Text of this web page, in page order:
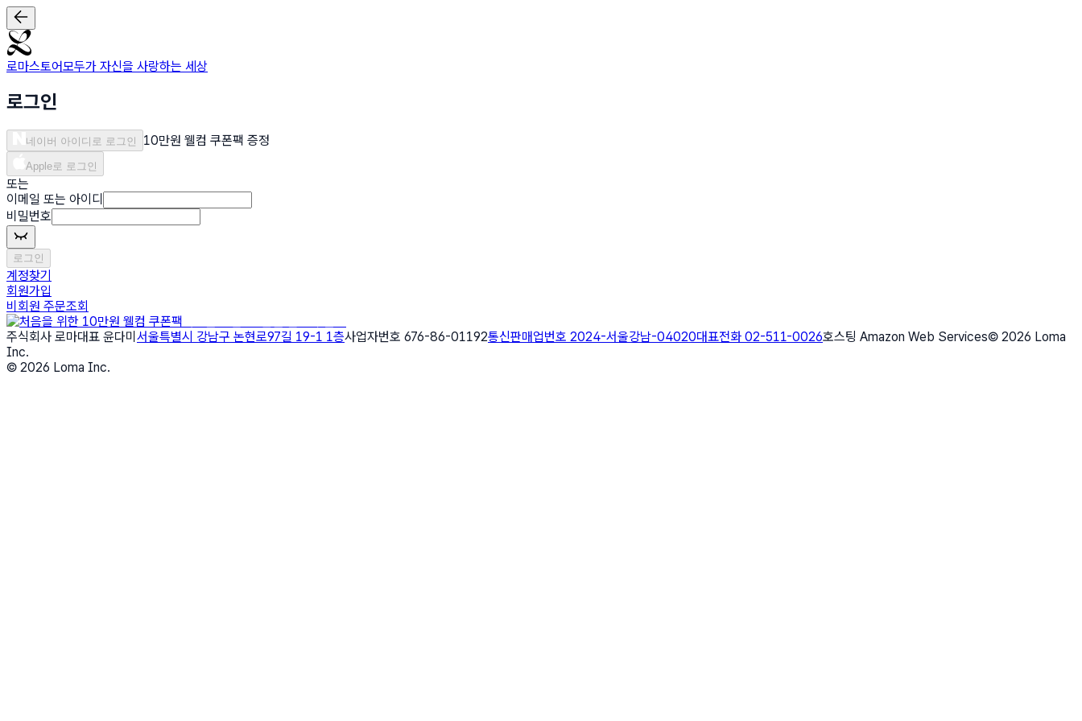
로마스토어모두가 자신을 사랑하는 세상
로그인
네이버 아이디로 로그인 10만원 웰컴 쿠폰팩 증정
Apple로 로그인
또는
이메일 또는 아이디
비밀번호
로그인
계정찾기
회원가입
비회원 주문조회
주식회사 로마대표 윤다미 서울특별시 강남구 논현로97길 19-1 1층사업자번호 676-86-01192통신판매업번호 2024-서울강남-04020대표전화 02-511-0026호스팅 Amazon Web Services© 2026 Loma
Inc.
© 2026 Loma Inc.